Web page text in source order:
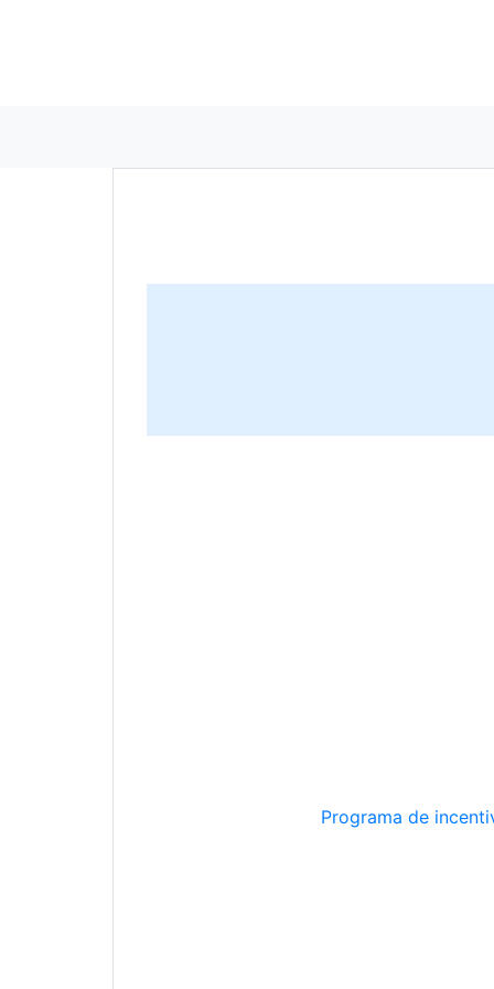
Programa de